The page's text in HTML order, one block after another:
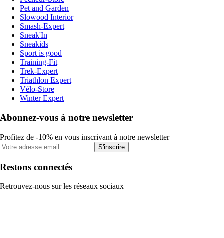
Pet and Garden
Slowood Interior
Smash-Expert
Sneak'In
Sneakids
Sport is good
Training-Fit
Trek-Expert
Triathlon Expert
Vélo-Store
Winter Expert
Abonnez-vous à notre newsletter
Profitez de -10% en vous inscrivant à notre newsletter
S'inscrire
Restons connectés
Retrouvez-nous sur les réseaux sociaux